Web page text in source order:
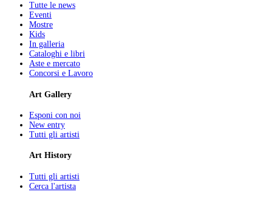
Tutte le news
Eventi
Mostre
Kids
In galleria
Cataloghi e libri
Aste e mercato
Concorsi e Lavoro
Art Gallery
Esponi con noi
New entry
Tutti gli artisti
Art History
Tutti gli artisti
Cerca l'artista